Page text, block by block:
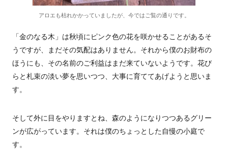
アロエも枯れかかっていましたが、今ではご覧の通りです。
「金のなる木」は秋頃にピンク色の花を咲かせることがあるそ
うですが、まだその気配はありません。それから僕のお財布の
ほうにも、その名前のご利益はまだ来ていないようです。花び
らと札束の淡い夢を思いつつ、大事に育ててあげようと思いま
す。
そして外に目をやりますとね、森のようになりつつあるグリー
ンが広がっています。それは僕のちょっとした自慢の小庭で
す。